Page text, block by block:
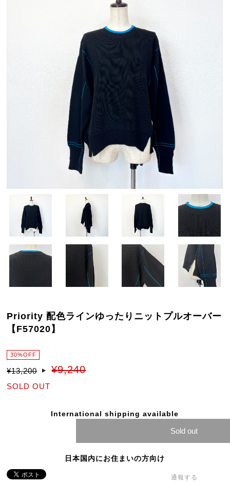
Priority 配色ラインゆったりニットプルオーバー
【F57020】
30%OFF
¥13,200 ¥9,240
SOLD OUT
International shipping available
Sold out
日本国内にお住まいの方向け
通報する